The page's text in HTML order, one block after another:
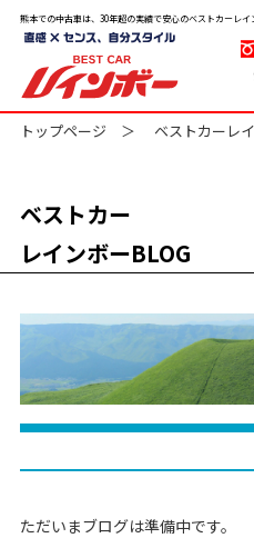
熊本での中古車は、30年超の実績で安心のベストカーレイ
トップページ ベストカーレ
ベストカー
レインボーBLOG
ただいまブログは準備中です。